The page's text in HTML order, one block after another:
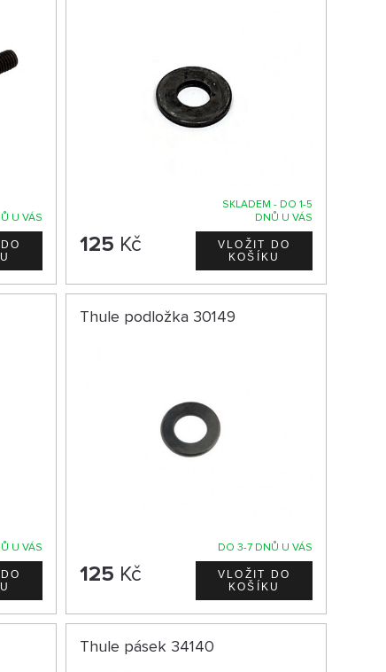
U VÁS
SKLADEM - DO 1-5
DNŮ U VÁS
125 Kč
U VÁS
Thule podložka 30149
DO 3-7 DNŮ U VÁS
125 Kč
Thule pásek 34140